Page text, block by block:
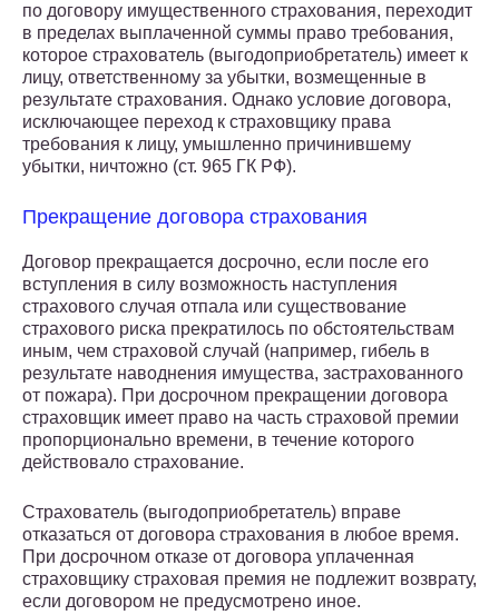
по договору имущественного страхования, переходит
в пределах выплаченной суммы право требования,
которое страхователь (выгодоприобретатель) имеет к
лицу, ответственному за убытки, возмещенные в
результате страхования. Однако условие договора,
исключающее переход к страховщику права
требования к лицу, умышленно причинившему
убытки, ничтожно (ст. 965 ГК РФ).
Прекращение договора страхования
Договор прекращается досрочно, если после его
вступления в силу возможность наступления
страхового случая отпала или существование
страхового риска прекратилось по обстоятельствам
иным, чем страховой случай (например, гибель в
результате наводнения имущества, застрахованного
от пожара). При досрочном прекращении договора
страховщик имеет право на часть страховой премии
пропорционально времени, в течение которого
действовало страхование.
Страхователь (выгодоприобретатель) вправе
отказаться от договора страхования в любое время.
При досрочном отказе от договора уплаченная
страховщику страховая премия не подлежит возврату,
если договором не предусмотрено иное.